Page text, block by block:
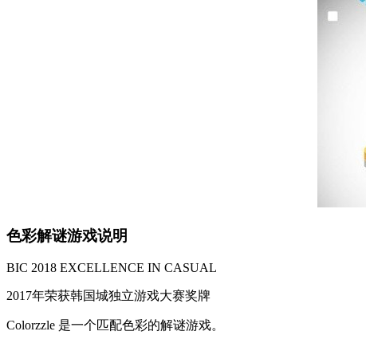
色彩解谜游戏说明
BIC 2018 EXCELLENCE IN CASUAL
2017年荣获韩国城独立游戏大赛奖牌
Colorzzle 是一个匹配色彩的解谜游戏。